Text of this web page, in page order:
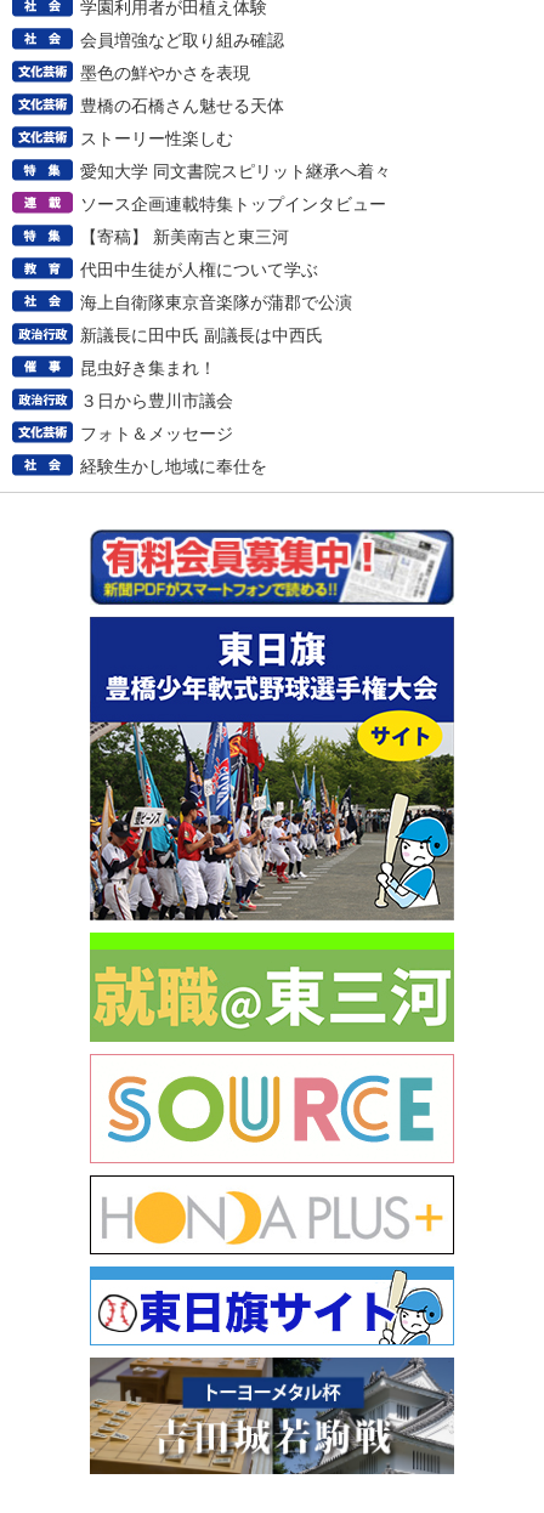
学園利用者が田植え体験
会員増強など取り組み確認
墨色の鮮やかさを表現
豊橋の石橋さん魅せる天体
ストーリー性楽しむ
愛知大学 同文書院スピリット継承へ着々
ソース企画連載特集トップインタビュー
【寄稿】 新美南吉と東三河
代田中生徒が人権について学ぶ
海上自衛隊東京音楽隊が蒲郡で公演
新議長に田中氏 副議長は中西氏
昆虫好き集まれ！
３日から豊川市議会
フォト＆メッセージ
経験生かし地域に奉仕を